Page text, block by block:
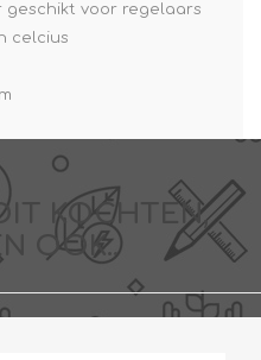
geschikt voor regelaars
celcius
KOCHTEN,
OOK..